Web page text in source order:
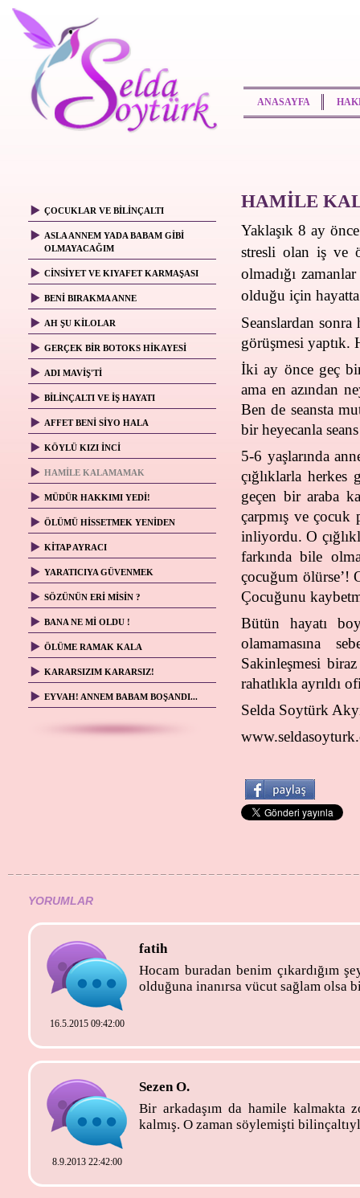
ANASAYFA
ÇOCUKLAR VE BİLİNÇALTI
ASLA ANNEM YADA BABAM GİBİ
OLMAYACAĞIM
CİNSİYET VE KIYAFET KARMAŞASI
BENİ BIRAKMA ANNE
AH ŞU KİLOLAR
GERÇEK BİR BOTOKS HİKAYESİ
ADI MAVİŞ'Tİ
BİLİNÇALTI VE İŞ HAYATI
AFFET BENİ SİYO HALA
KÖYLÜ KIZI İNCİ
HAMİLE KALAMAMAK
MÜDÜR HAKKIMI YEDİ!
ÖLÜMÜ HİSSETMEK YENİDEN
KİTAP AYRACI
YARATICIYA GÜVENMEK
SÖZÜNÜN ERİ MİSİN ?
BANA NE Mİ OLDU !
ÖLÜME RAMAK KALA
KARARSIZIM KARARSIZ!
EYVAH! ANNEM BABAM BOŞANDI...
HAMİLE
Yaklaşık 8 ay
stresli olan iş ve
olmadığı
olduğu için
Seanslardan
görüşmesi yaptık.
İki ay önce geç
ama en azından
Ben de seansta
bir heyecanla
5-6 yaşlarında
çığlıklarla
geçen bir araba
çarpmış ve çocuk
inliyordu. O
farkında bile
çocuğum ölürse’!
Çocuğunu
Bütün hayatı
olamamasına
Sakinleşmesi
rahatlıkla ayrıldı
Selda Soytürk
YORUMLAR
16.5.2015 09:42:00
fatih
Hocam buradan benim çıkardığım
olduğuna inanırsa vücut sağlam olsa
8.9.2013 22:42:00
Sezen O.
Bir arkadaşım da hamile kalmakta
kalmış. O zaman söylemişti